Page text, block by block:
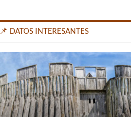
📌 DATOS INTERESANTES